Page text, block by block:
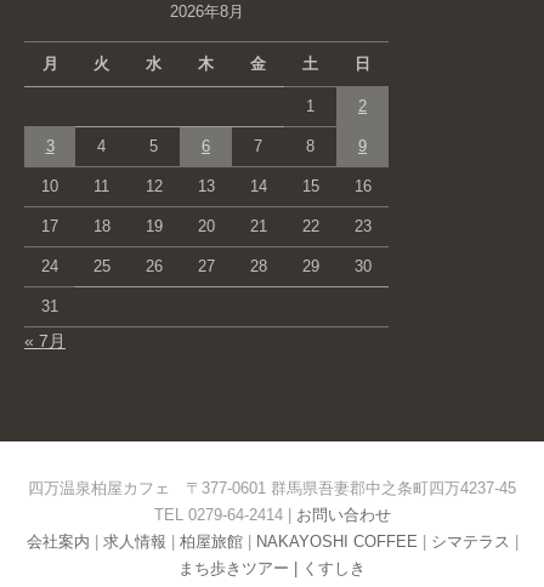
2026年8月
月 火 水 木 金 土 日
1 2
3 4 5 6 7 8 9
10 11 12 13 14 15 16
17 18 19 20 21 22 23
24 25 26 27 28 29 30
31
« 7月
四万温泉柏屋カフェ 〒377-0601 群馬県吾妻郡中之条町四万4237-45
TEL 0279-64-2414 | お問い合わせ
会社案内
求人情報 柏屋旅館| NAKAYOSHI COFFEE シマテラス
まち歩きツアー |
くすしき